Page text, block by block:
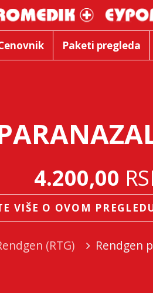
Paketi pregleda
4.200,00
VIŠE O OVOM
(RTG) Rendgen